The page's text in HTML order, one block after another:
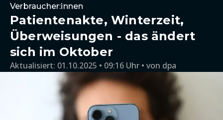
Verbraucher:innen
Patientenakte, Winterzeit,
Überweisungen - das ändert
sich im Oktober
Aktualisiert: 01.10.2025 • 09:16 Uhr von dpa